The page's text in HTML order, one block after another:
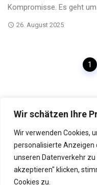
Wir schätzen Ihre
Wir verwenden Cookies,
personalisierte Anzeigen
unseren Datenverkehr zu
akzeptieren" klicken,
Cookies zu.
Kompromisse. Es geht
26. August 2025
1